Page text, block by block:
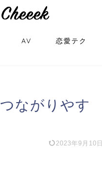
AV 恋愛テク
ながりやす
2023年9月10日